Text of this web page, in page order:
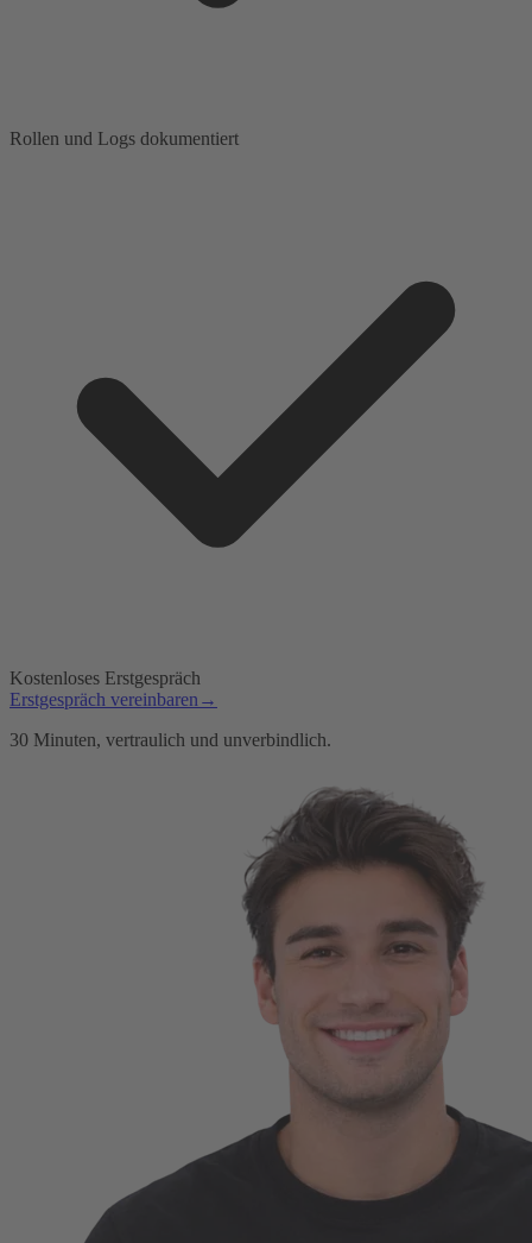
Rollen und Logs dokumentiert
Kostenloses Erstgespräch
Erstgespräch vereinbaren →
30 Minuten, vertraulich und unverbindlich.